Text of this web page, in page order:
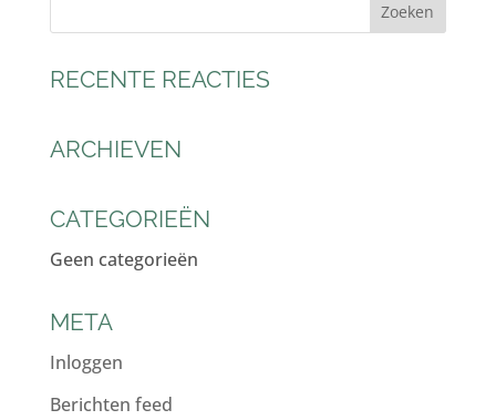
RECENTE REACTIES
ARCHIEVEN
CATEGORIEËN
Geen categorieën
META
Inloggen
Berichten feed